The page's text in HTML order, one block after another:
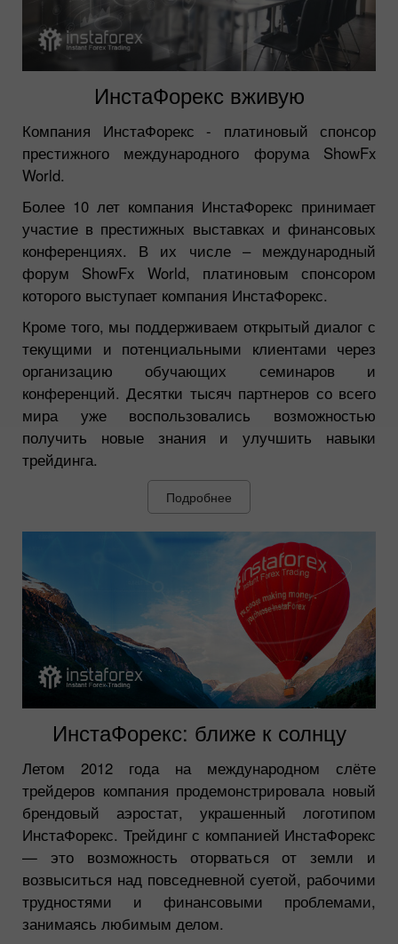
ИнстаФорекс вживую
Компания ИнстаФорекс - платиновый спонсор
престижного международного форума ShowFx
World.
Более 10 лет компания ИнстаФорекс принимает
участие в престижных выставках и финансовых
конференциях. В их числе – международный
форум ShowFx World, платиновым спонсором
которого выступает компания ИнстаФорекс.
Кроме того, мы поддерживаем открытый диалог с
текущими и потенциальными клиентами через
организацию обучающих семинаров и
конференций. Десятки тысяч партнеров со всего
мира уже воспользовались возможностью
получить новые знания и улучшить навыки
трейдинга.
Подробнее
ИнстаФорекс: ближе к солнцу
Летом 2012 года на международном слёте
трейдеров компания продемонстрировала новый
брендовый аэростат, украшенный логотипом
ИнстаФорекс. Трейдинг с компанией ИнстаФорекс
— это возможность оторваться от земли и
возвыситься над повседневной суетой, рабочими
трудностями и финансовыми проблемами,
занимаясь любимым делом.